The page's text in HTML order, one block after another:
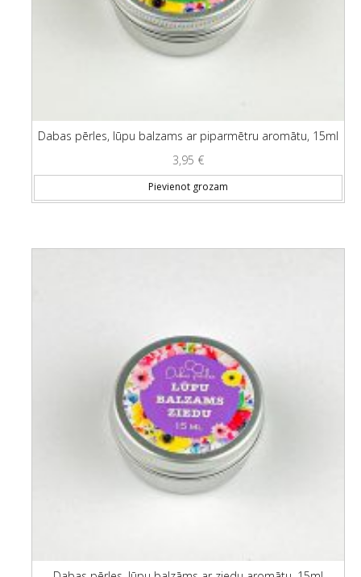
Dabas pērles, lūpu balzams ar piparmētru aromātu, 15ml
3,95 €
Pievienot grozam